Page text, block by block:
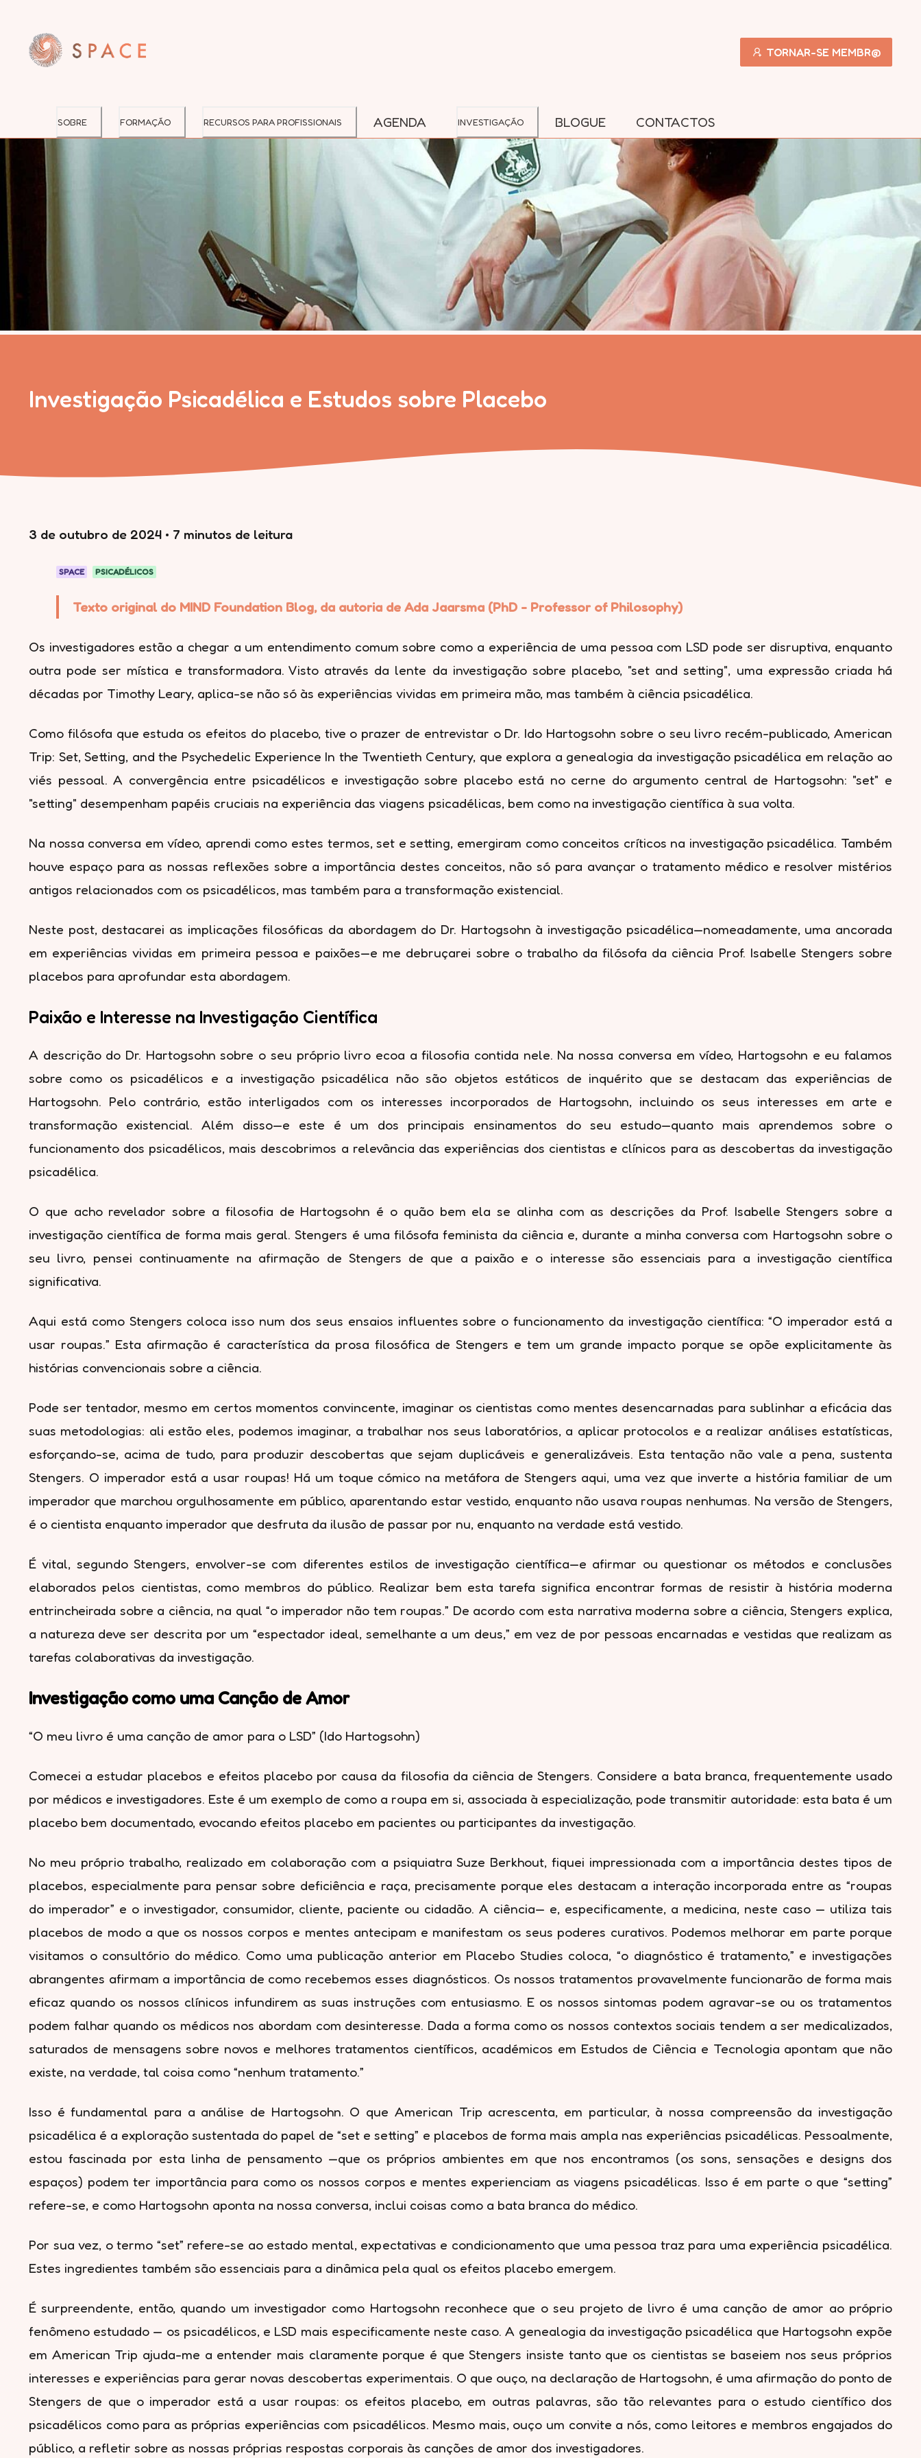
TORNAR-SE MEMBR@
SOBRE FORMAÇÃO RECURSOS PARA PROFISSIONAIS AGENDA INVESTIGAÇÃO BLOGUE CONTACTOS
Investigação Psicadélica e Estudos sobre Placebo
3 de outubro de 2024 • 7 minutos de leitura
SPACE PSICADÉLICOS
Texto original do MIND Foundation Blog, da autoria de Ada Jaarsma (PhD - Professor of Philosophy)
Os investigadores estão a chegar a um entendimento comum sobre como a experiência de uma pessoa com LSD pode ser disruptiva, enquanto
outra pode ser mística e transformadora. Visto através da lente da investigação sobre placebo, "set and setting", uma expressão criada há
décadas por Timothy Leary, aplica-se não só às experiências vividas em primeira mão, mas também à ciência psicadélica.
Como filósofa que estuda os efeitos do placebo, tive o prazer de entrevistar o Dr. Ido Hartogsohn sobre o seu livro recém-publicado, American
Trip: Set, Setting, and the Psychedelic Experience In the Twentieth Century, que explora a genealogia da investigação psicadélica em relação ao
viés pessoal. A convergência entre psicadélicos e investigação sobre placebo está no cerne do argumento central de Hartogsohn: "set" e
"setting" desempenham papéis cruciais na experiência das viagens psicadélicas, bem como na investigação científica à sua volta.
Na nossa conversa em vídeo, aprendi como estes termos, set e setting, emergiram como conceitos críticos na investigação psicadélica. Também
houve espaço para as nossas reflexões sobre a importância destes conceitos, não só para avançar o tratamento médico e resolver mistérios
antigos relacionados com os psicadélicos, mas também para a transformação existencial.
Neste post, destacarei as implicações filosóficas da abordagem do Dr. Hartogsohn à investigação psicadélica—nomeadamente, uma ancorada
em experiências vividas em primeira pessoa e paixões—e me debruçarei sobre o trabalho da filósofa da ciência Prof. Isabelle Stengers sobre
placebos para aprofundar esta abordagem.
Paixão e Interesse na Investigação Científica
A descrição do Dr. Hartogsohn sobre o seu próprio livro ecoa a filosofia contida nele. Na nossa conversa em vídeo, Hartogsohn e eu falamos
sobre como os psicadélicos e a investigação psicadélica não são objetos estáticos de inquérito que se destacam das experiências de
Hartogsohn. Pelo contrário, estão interligados com os interesses incorporados de Hartogsohn, incluindo os seus interesses em arte e
transformação existencial. Além disso—e este é um dos principais ensinamentos do seu estudo—quanto mais aprendemos sobre o
funcionamento dos psicadélicos, mais descobrimos a relevância das experiências dos cientistas e clínicos para as descobertas da investigação
psicadélica.
O que acho revelador sobre a filosofia de Hartogsohn é o quão bem ela se alinha com as descrições da Prof. Isabelle Stengers sobre a
investigação científica de forma mais geral. Stengers é uma filósofa feminista da ciência e, durante a minha conversa com Hartogsohn sobre o
seu livro, pensei continuamente na afirmação de Stengers de que a paixão e o interesse são essenciais para a investigação científica
significativa.
Aqui está como Stengers coloca isso num dos seus ensaios influentes sobre o funcionamento da investigação científica: “O imperador está a
usar roupas.” Esta afirmação é característica da prosa filosófica de Stengers e tem um grande impacto porque se opõe explicitamente às
histórias convencionais sobre a ciência.
Pode ser tentador, mesmo em certos momentos convincente, imaginar os cientistas como mentes desencarnadas para sublinhar a eficácia das
suas metodologias: ali estão eles, podemos imaginar, a trabalhar nos seus laboratórios, a aplicar protocolos e a realizar análises estatísticas,
esforçando-se, acima de tudo, para produzir descobertas que sejam duplicáveis e generalizáveis. Esta tentação não vale a pena, sustenta
Stengers. O imperador está a usar roupas! Há um toque cómico na metáfora de Stengers aqui, uma vez que inverte a história familiar de um
imperador que marchou orgulhosamente em público, aparentando estar vestido, enquanto não usava roupas nenhumas. Na versão de Stengers,
é o cientista enquanto imperador que desfruta da ilusão de passar por nu, enquanto na verdade está vestido.
É vital, segundo Stengers, envolver-se com diferentes estilos de investigação científica—e afirmar ou questionar os métodos e conclusões
elaborados pelos cientistas, como membros do público. Realizar bem esta tarefa significa encontrar formas de resistir à história moderna
entrincheirada sobre a ciência, na qual “o imperador não tem roupas.” De acordo com esta narrativa moderna sobre a ciência, Stengers explica,
a natureza deve ser descrita por um “espectador ideal, semelhante a um deus,” em vez de por pessoas encarnadas e vestidas que realizam as
tarefas colaborativas da investigação.
Investigação como uma Canção de Amor
“O meu livro é uma canção de amor para o LSD” (Ido Hartogsohn)
Comecei a estudar placebos e efeitos placebo por causa da filosofia da ciência de Stengers. Considere a bata branca, frequentemente usado
por médicos e investigadores. Este é um exemplo de como a roupa em si, associada à especialização, pode transmitir autoridade: esta bata é um
placebo bem documentado, evocando efeitos placebo em pacientes ou participantes da investigação.
No meu próprio trabalho, realizado em colaboração com a psiquiatra Suze Berkhout, fiquei impressionada com a importância destes tipos de
placebos, especialmente para pensar sobre deficiência e raça, precisamente porque eles destacam a interação incorporada entre as “roupas
do imperador” e o investigador, consumidor, cliente, paciente ou cidadão. A ciência— e, especificamente, a medicina, neste caso — utiliza tais
placebos de modo a que os nossos corpos e mentes antecipam e manifestam os seus poderes curativos. Podemos melhorar em parte porque
visitamos o consultório do médico. Como uma publicação anterior em Placebo Studies coloca, “o diagnóstico é tratamento,” e investigações
abrangentes afirmam a importância de como recebemos esses diagnósticos. Os nossos tratamentos provavelmente funcionarão de forma mais
eficaz quando os nossos clínicos infundirem as suas instruções com entusiasmo. E os nossos sintomas podem agravar-se ou os tratamentos
podem falhar quando os médicos nos abordam com desinteresse. Dada a forma como os nossos contextos sociais tendem a ser medicalizados,
saturados de mensagens sobre novos e melhores tratamentos científicos, académicos em Estudos de Ciência e Tecnologia apontam que não
existe, na verdade, tal coisa como “nenhum tratamento.”
Isso é fundamental para a análise de Hartogsohn. O que American Trip acrescenta, em particular, à nossa compreensão da investigação
psicadélica é a exploração sustentada do papel de “set e setting” e placebos de forma mais ampla nas experiências psicadélicas. Pessoalmente,
estou fascinada por esta linha de pensamento —que os próprios ambientes em que nos encontramos (os sons, sensações e designs dos
espaços) podem ter importância para como os nossos corpos e mentes experienciam as viagens psicadélicas. Isso é em parte o que “setting”
refere-se, e como Hartogsohn aponta na nossa conversa, inclui coisas como a bata branca do médico.
Por sua vez, o termo “set” refere-se ao estado mental, expectativas e condicionamento que uma pessoa traz para uma experiência psicadélica.
Estes ingredientes também são essenciais para a dinâmica pela qual os efeitos placebo emergem.
É surpreendente, então, quando um investigador como Hartogsohn reconhece que o seu projeto de livro é uma canção de amor ao próprio
fenômeno estudado — os psicadélicos, e LSD mais especificamente neste caso. A genealogia da investigação psicadélica que Hartogsohn expõe
em American Trip ajuda-me a entender mais claramente porque é que Stengers insiste tanto que os cientistas se baseiem nos seus próprios
interesses e experiências para gerar novas descobertas experimentais. O que ouço, na declaração de Hartogsohn, é uma afirmação do ponto de
Stengers de que o imperador está a usar roupas: os efeitos placebo, em outras palavras, são tão relevantes para o estudo científico dos
psicadélicos como para as próprias experiências com psicadélicos. Mesmo mais, ouço um convite a nós, como leitores e membros engajados do
público, a refletir sobre as nossas próprias respostas corporais às canções de amor dos investigadores.